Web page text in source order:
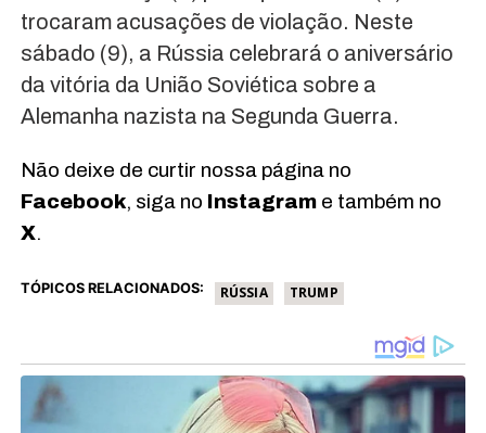
trocaram acusações de violação. Neste
sábado (9), a Rússia celebrará o aniversário
da vitória da União Soviética sobre a
Alemanha nazista na Segunda Guerra.
Não deixe de curtir nossa página no
Facebook, siga no Instagrame também no
X.
TÓPICOS RELACIONADOS: RÚSSIA TRUMP